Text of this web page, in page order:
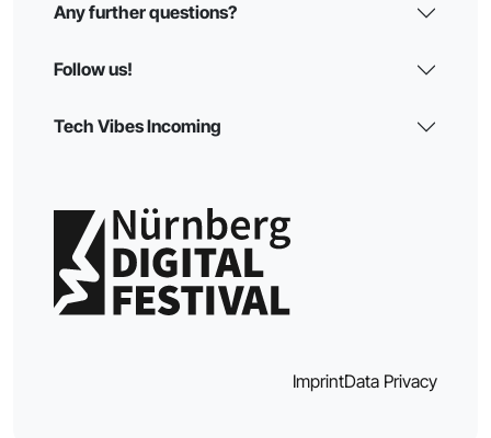
Any further questions?
Follow us!
Tech Vibes Incoming
ImprintData Privacy